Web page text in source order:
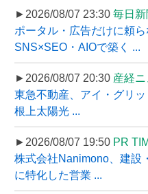
►2026/08/07 23:30 毎日
ポータル・広告だけに頼
SNS×SEO・AIOで築く ...
►2026/08/07 20:30 産経
東急不動産、アイ・グリ
根上太陽光 ...
►2026/08/07 19:50 PR
株式会社Nanimono、建設
に特化した営業 ...